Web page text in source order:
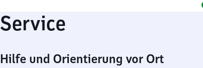
Service
Hilfe und Orientierung vor Ort